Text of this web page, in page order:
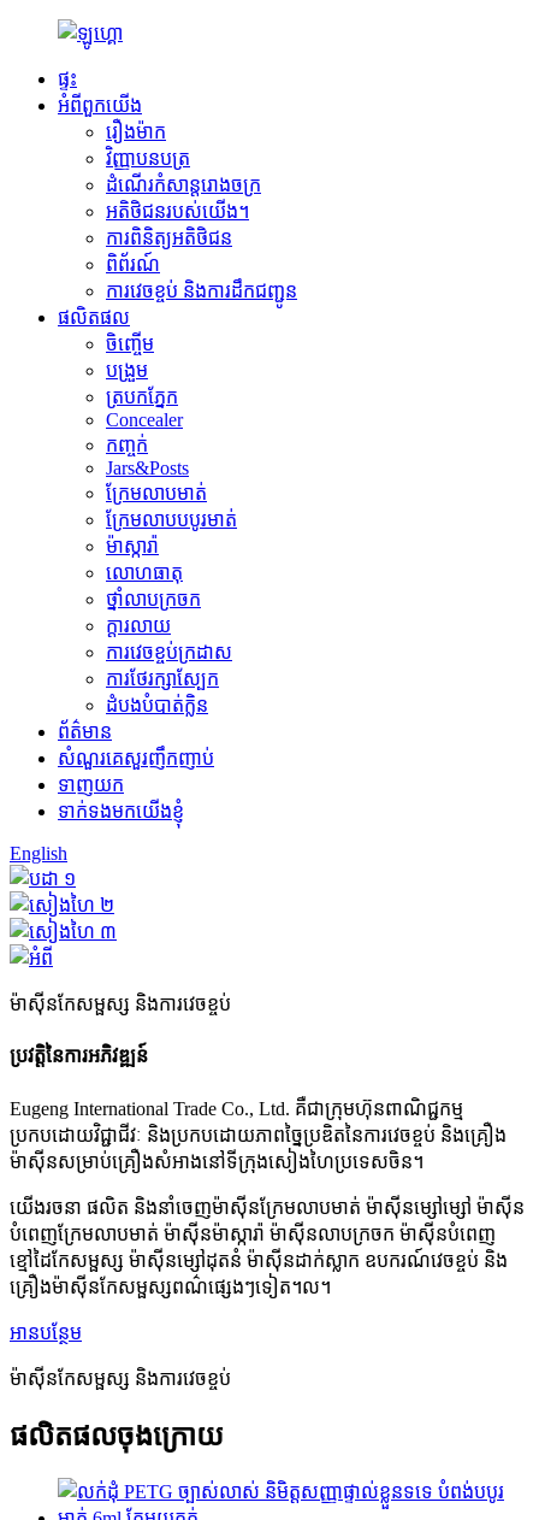
ផ្ទះ
អំពីពួកយើង
រឿងម៉ាក
វិញ្ញាបនបត្រ
ដំណើរកំសាន្តរោងចក្រ
អតិថិជនរបស់យើង។
ការពិនិត្យអតិថិជន
ពិព័រណ៍
ការវេចខ្ចប់ និងការដឹកជញ្ជូន
ផលិតផល
ចិញ្ចើម
បង្រួម
ត្របកភ្នែក
Concealer
កញ្ចក់
Jars&Posts
ក្រែមលាបមាត់
ក្រែមលាបបបូរមាត់
ម៉ាស្ការ៉ា
លោហធាតុ
ថ្នាំលាបក្រចក
ក្ដារលាយ
ការវេចខ្ចប់ក្រដាស
ការថែរក្សាស្បែក
ដំបងបំបាត់ក្លិន
ព័ត៌មាន
សំណួរគេសួរញឹកញាប់
ទាញយក
ទាក់ទងមកយើងខ្ញុំ
English
ម៉ាស៊ីនកែសម្ផស្ស និងការវេចខ្ចប់
ប្រវត្តិនៃការអភិវឌ្ឍន៍
Eugeng International Trade Co., Ltd. គឺជាក្រុមហ៊ុនពាណិជ្ជកម្ម
ប្រកបដោយវិជ្ជាជីវៈ និងប្រកបដោយភាពច្នៃប្រឌិតនៃការវេចខ្ចប់ និងគ្រឿង
ម៉ាស៊ីនសម្រាប់គ្រឿងសំអាងនៅទីក្រុងសៀងហៃប្រទេសចិន។
យើងរចនា ផលិត និងនាំចេញម៉ាស៊ីនក្រែមលាបមាត់ ម៉ាស៊ីនម្សៅម្សៅ ម៉ាស៊ីន
បំពេញក្រែមលាបមាត់ ម៉ាស៊ីនម៉ាស្ការ៉ា ម៉ាស៊ីនលាបក្រចក ម៉ាស៊ីនបំពេញ
ខ្មៅដៃកែសម្ផស្ស ម៉ាស៊ីនម្សៅដុតនំ ម៉ាស៊ីនដាក់ស្លាក ឧបករណ៍វេចខ្ចប់ និង
គ្រឿងម៉ាស៊ីនកែសម្ផស្សពណ៌ផ្សេងៗទៀត។ល។
អានបន្ថែម
ម៉ាស៊ីនកែសម្ផស្ស និងការវេចខ្ចប់
ផលិតផលចុងក្រោយ